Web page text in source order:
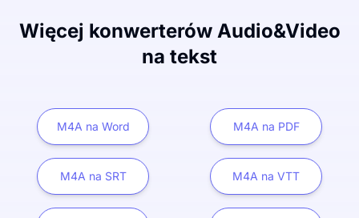
Więcej konwerterów Audio&Video
na tekst
M4A na Word M4A na PDF
M4A na SRT M4A na VTT